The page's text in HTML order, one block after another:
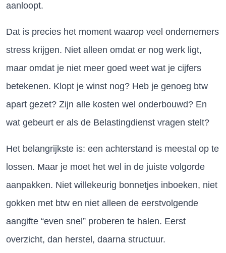
aanloopt.
Dat is precies het moment waarop veel ondernemers
stress krijgen. Niet alleen omdat er nog werk ligt,
maar omdat je niet meer goed weet wat je cijfers
betekenen. Klopt je winst nog? Heb je genoeg btw
apart gezet? Zijn alle kosten wel onderbouwd? En
wat gebeurt er als de Belastingdienst vragen stelt?
Het belangrijkste is: een achterstand is meestal op te
lossen. Maar je moet het wel in de juiste volgorde
aanpakken. Niet willekeurig bonnetjes inboeken, niet
gokken met btw en niet alleen de eerstvolgende
aangifte “even snel” proberen te halen. Eerst
overzicht, dan herstel, daarna structuur.